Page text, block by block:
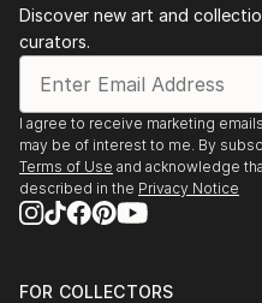
Discover new art and
curators.
I agree to receive marketing
may be of interest to me. By
Terms of Use and acknowledge
described in the Privacy Notice
FOR COLLECTORS